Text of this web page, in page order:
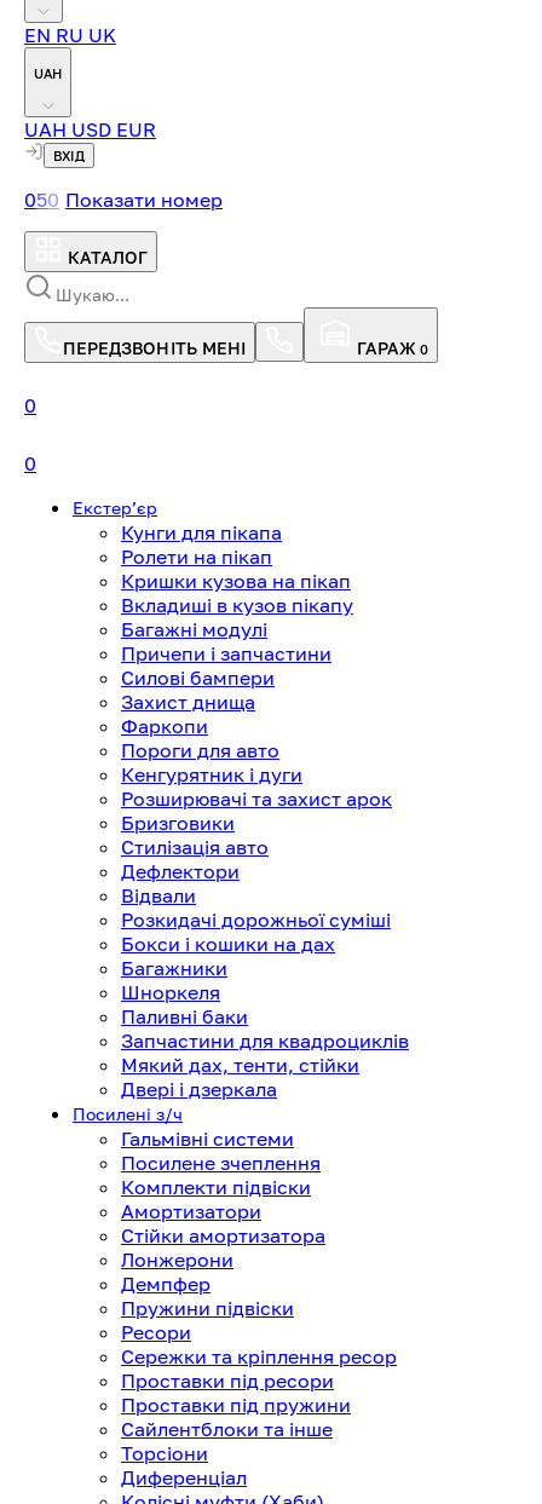
EN RU UK
UAH
UAH USD EUR
ВХІД
050 Показати номер
КАТАЛОГ
ПЕРЕДЗВОНІТЬ МЕНІ ГАРАЖ 0
0
0
Екстерʼєр
Кунги для пікапа
Ролети на пікап
Кришки кузова на пікап
Вкладиші в кузов пікапу
Багажні модулі
Причепи і запчастини
Силові бампери
Захист днища
Фаркопи
Пороги для авто
Кенгурятник і дуги
Розширювачі та захист арок
Бризговики
Стилізація авто
Дефлектори
Відвали
Розкидачі дорожньої суміші
Бокси і кошики на дах
Багажники
Шноркеля
Паливні баки
Запчастини для квадроциклів
Мякий дах, тенти, стійки
Двері і дзеркала
Посилені з/ч
Гальмівні системи
Посилене зчеплення
Комплекти підвіски
Амортизатори
Стійки амортизатора
Лонжерони
Демпфер
Пружини підвіски
Ресори
Сережки та кріплення ресор
Проставки під ресори
Проставки під пружини
Сайлентблоки та інше
Торсіони
Диференціал